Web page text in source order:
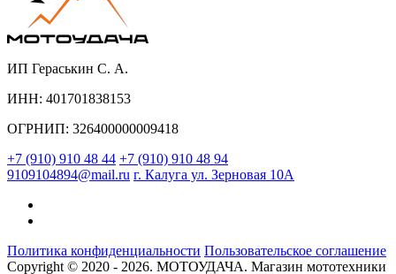
ИП Гераськин С. А.
ИНН: 401701838153
ОГРНИП: 326400000009418
+7 (910) 910 48 44 +7 (910) 910 48 94
9109104894@mail.ru г. Калуга ул. Зерновая 10А
Политика конфиденциальности Пользовательское соглашение
Copyright © 2020 - 2026. МОТОУДАЧА. Магазин мототехники